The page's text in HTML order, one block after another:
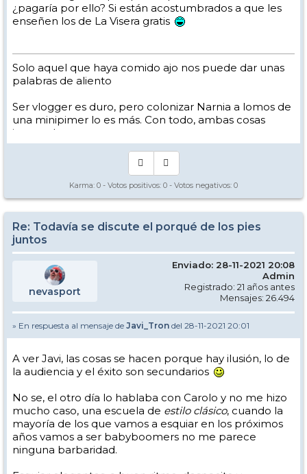
¿pagaría por ello? Si están acostumbrados a que les
enseñen los de La Visera gratis
Solo aquel que haya comido ajo nos puede dar unas
palabras de aliento
Ser vlogger es duro, pero colonizar Narnia a lomos de
una minipimer lo es más. Con todo, ambas cosas
intento hacer.
Yo hago esquí extremo : voy de extremo a extremo
Los caminos del esquí son inescrotables ...
Karma: 0 - Votos positivos: 0 - Votos negativos: 0
Re: Todavía se discute el porqué de los pies
juntos
nevasport
Enviado: 28-11-2021 20:08
Admin
Registrado: 21 años antes
Mensajes: 26.494
» En respuesta al mensaje de Javi_Tron del 28-11-2021 20:01
A ver Javi, las cosas se hacen porque hay ilusión, lo de
la audiencia y el éxito son secundarios
No se, el otro día lo hablaba con Carolo y no me hizo
mucho caso, una escuela de estilo clásico, cuando la
mayoría de los que vamos a esquiar en los próximos
años vamos a ser babyboomers no me parece
ninguna barbaridad.